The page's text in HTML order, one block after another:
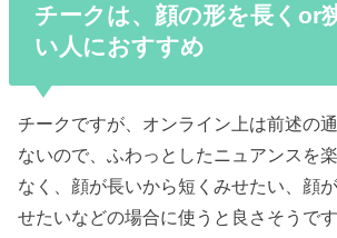
チークは、顔の形を長くor
い人におすすめ
チークですが、オンライン上は前述の
ないので、ふわっとしたニュアンスを
なく、顔が長いから短くみせたい、顔
せたいなどの場合に使うと良さそうです